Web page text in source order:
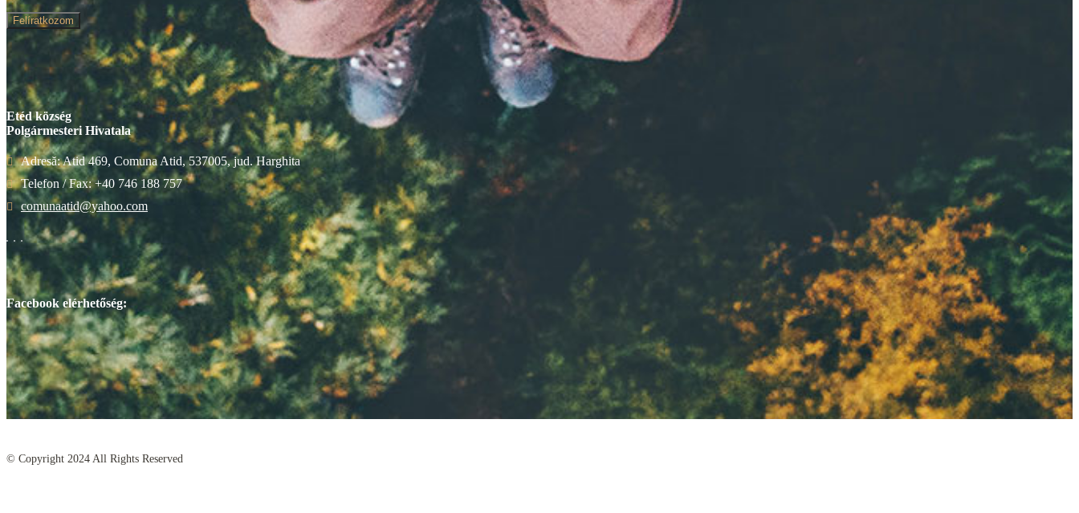
Felíratkozom
Etéd község
Polgármesteri Hivatala
Adresă: Atid 469, Comuna Atid, 537005, jud. Harghita
Telefon / Fax: +40 746 188 757
comunaatid@yahoo.com
Facebook elérhetőség:
© Copyright 2024 All Rights Reserved